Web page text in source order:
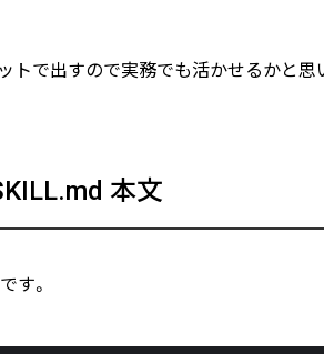
トで出すので実務でも活かせるかと思
本文
す。